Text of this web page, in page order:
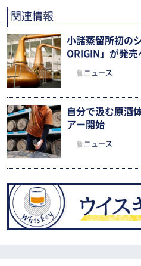
関連情報
小諸蒸留所初の
ORIGIN」が発売
ニュース
自分で汲む原酒
アー開始
ニュース